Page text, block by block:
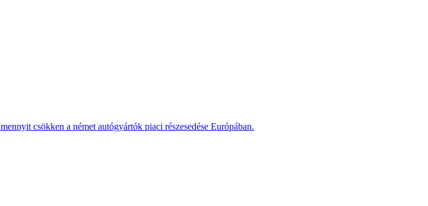
csökken a német autógyártók piaci részesedése Európában.